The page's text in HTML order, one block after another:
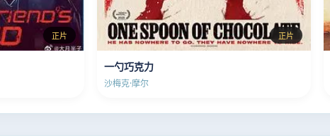
正片 正片
一勺巧克力
沙梅克·摩尔